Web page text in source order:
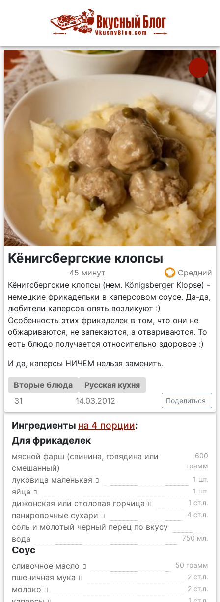
Кёнигсбергские клопсы
45 минут
Средний
Кёнигсбергские клопсы (нем. Königsberger Klopse) -
немецкие фрикадельки в каперсовом соусе. Да-да,
любители каперсов опять возликуют :)
Особенность этих фрикаделек в том, что они не
обжариваются, не запекаются, а отвариваются. То
есть блюдо получается относительно здоровое :)
И да, каперсы НИЧЕМ нельзя заменить.
Вторые блюда
Русская кухня
31
14.03.2012 Поделиться
Ингредиенты на 4 порции:
Для фрикаделек
мясной фарш (свинина, говядина или
смешанный)
600
грамм
луковица маленькая 1 шт.
яйца 1 шт.
дижонская или столовая горчица 1 ст.л.
панировочные сухари 4 ст.л.
соль и молотый черный перец по вкусу
вода
750 мл.
Соус
сливочное масло 50 грамм
пшеничная мука 2 ст.л.
молоко 2 ст.л.
1 ст.л.